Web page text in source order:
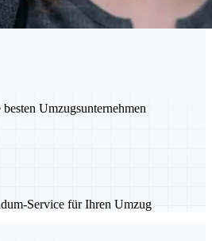
Umzugsunternehmen
Service für Ihren Umzug